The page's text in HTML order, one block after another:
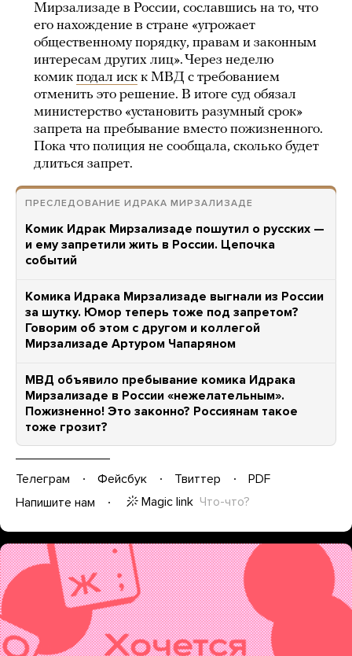
Мирзализаде в России, сославшись на то, что
его нахождение в стране «угрожает
общественному порядку, правам и законным
интересам других лиц». Через неделю
комик подал иск к МВД с требованием
отменить это решение. В итоге суд обязал
министерство «установить разумный срок»
запрета на пребывание вместо пожизненного.
Пока что полиция не сообщала, сколько будет
длиться запрет.
ПРЕСЛЕДОВАНИЕ ИДРАКА МИРЗАЛИЗАДЕ
Комик Идрак Мирзализаде пошутил о русских —
и ему запретили жить в России. Цепочка
событий
Комика Идрака Мирзализаде выгнали из России
за шутку. Юмор теперь тоже под запретом?
Говорим об этом с другом и коллегой
Мирзализаде Артуром Чапаряном
МВД объявило пребывание комика Идрака
Мирзализаде в России «нежелательным».
Пожизненно! Это законно? Россиянам такое
тоже грозит?
Телеграм Фейсбук Твиттер
PDF
Напишите нам
Magic link Что-что?